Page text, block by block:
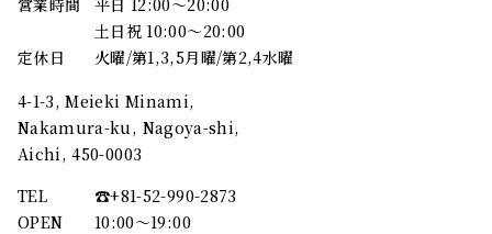
土日祝 10:00～20:00
定休日
火曜/第1,3,5月曜/第2,4水曜
4-1-3, Meieki Minami,
Nakamura-ku, Nagoya-shi,
Aichi, 450-0003
TEL
☎︎+81-52-990-2873
OPEN
10:00〜19:00